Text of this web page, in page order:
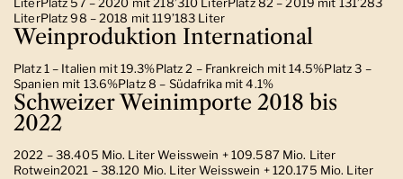
LiterPlatz 98 – 2018 mit 119’183 Liter
Weinproduktion International
Platz 1 – Italien mit 19.3%Platz 2 – Frankreich mit 14.5%Platz 3 –
Spanien mit 13.6%Platz 8 – Südafrika mit 4.1%
Schweizer Weinimporte 2018 bis
2022
2022 – 38.405 Mio. Liter Weisswein + 109.587 Mio. Liter
Rotwein2021 – 38.120 Mio. Liter Weisswein + 120.175 Mio. Liter